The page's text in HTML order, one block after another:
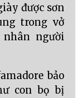
được sơn
trong vở
người
bảo
con bọ bị